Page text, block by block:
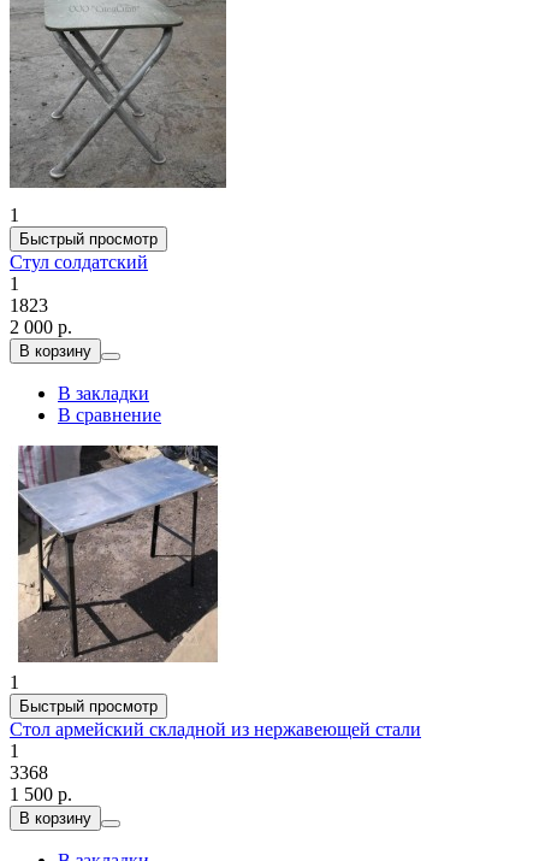
1
Быстрый просмотр
Стул солдатский
1
1823
2 000 р.
В корзину
В закладки
В сравнение
1
Быстрый просмотр
Стол армейский складной из нержавеющей стали
1
3368
1 500 р.
В корзину